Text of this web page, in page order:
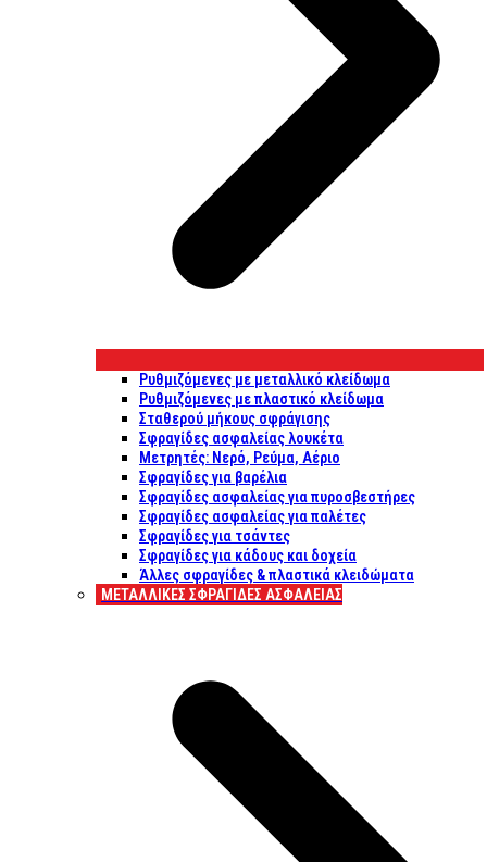
Ρυθμιζόμενες με μεταλλικό κλείδωμα
Ρυθμιζόμενες με πλαστικό κλείδωμα
Σταθερού μήκους σφράγισης
Σφραγίδες ασφαλείας λουκέτα
Μετρητές: Νερό, Ρεύμα, Αέριο
Σφραγίδες για βαρέλια
Σφραγίδες ασφαλείας για πυροσβεστήρες
Σφραγίδες ασφαλείας για παλέτες
Σφραγίδες για τσάντες
Σφραγίδες για κάδους και δοχεία
Άλλες σφραγίδες & πλαστικά κλειδώματα
ΜΕΤΑΛΛΙΚΕΣ ΣΦΡΑΓΙΔΕΣ ΑΣΦΑΛΕΙΑΣ